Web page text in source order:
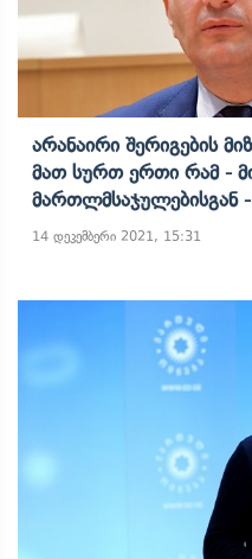
Არანაირი Შერიგების
Მათ Სურთ Ერთი Რამ -
Მართლმსაჯულებისგან
14 დეკემბერი 2021, 15:31